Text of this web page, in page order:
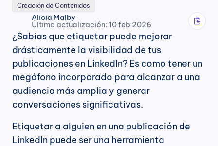
Creación de Contenidos
Alicia Malby
Última actualización: 10 feb 2026
¿Sabías que etiquetar puede mejorar
drásticamente la visibilidad de tus
publicaciones en LinkedIn? Es como tener un
megáfono incorporado para alcanzar a una
audiencia más amplia y generar
conversaciones significativas.
Etiquetar a alguien en una publicación de
LinkedIn puede ser una herramienta